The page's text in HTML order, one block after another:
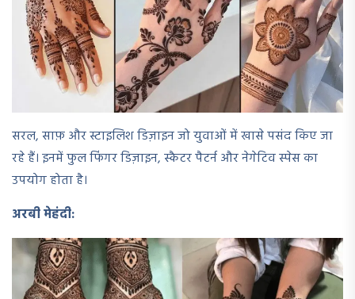
सरल, साफ़ और स्टाइलिश डिज़ाइन जो युवाओं में खासे पसंद किए जा
रहे हैं। इनमें फुल फिंगर डिज़ाइन, स्कैटर पैटर्न और नेगेटिव स्पेस का
उपयोग होता है।
अरबी मेहंदी: